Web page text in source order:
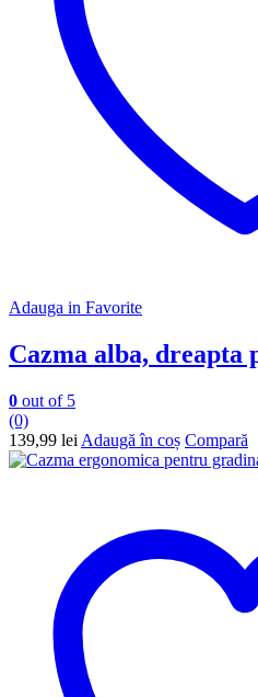
Adauga in Favorite
Cazma alba, dreapta
0 out of 5
(0)
139,99 lei Adaugă în coș Compară